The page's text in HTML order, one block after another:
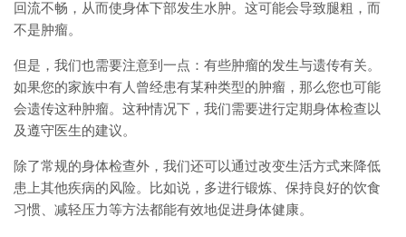
回流不畅，从而使身体下部发生水肿。这可能会导致腿粗，而
不是肿瘤。
但是，我们也需要注意到一点：有些肿瘤的发生与遗传有关。
如果您的家族中有人曾经患有某种类型的肿瘤，那么您也可能
会遗传这种肿瘤。这种情况下，我们需要进行定期身体检查以
及遵守医生的建议。
除了常规的身体检查外，我们还可以通过改变生活方式来降低
患上其他疾病的风险。比如说，多进行锻炼、保持良好的饮食
习惯、减轻压力等方法都能有效地促进身体健康。